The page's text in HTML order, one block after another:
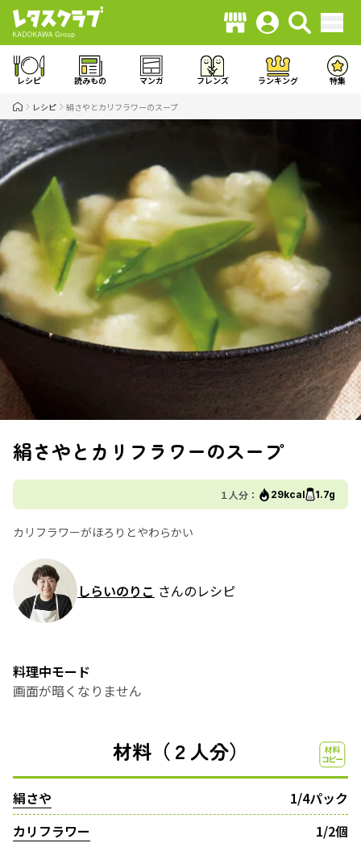
レシピ 読みもの マンガ フレンズ ランキング 特集
レシピ 絹さやとカリフラワーのスープ
絹さやとカリフラワーのスープ
１人分： 29kcal 1.7g
カリフラワーがほろりとやわらかい
しらいのりこ さんのレシピ
料理中モード
画面が暗くなりません
材料（２人分）
絹さや
1/4パック
カリフラワー
1/2個